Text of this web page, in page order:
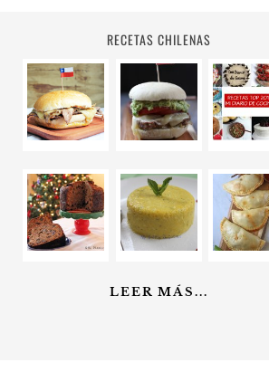
RECETAS CHILENAS
LEER MÁS...